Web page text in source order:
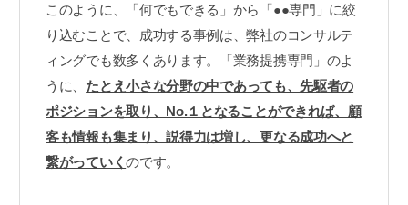
このように、「何でもできる」から「●●専門」に絞
り込むことで、成功する事例は、弊社のコンサルテ
ィングでも数多くあります。「業務提携専門」のよ
うに、 たとえ小さな分野の中であっても、先駆者の
ポジションを取り、No.１となることができれば、顧
客も情報も集まり、説得力は増し、更なる成功へと
繋がっていくのです。